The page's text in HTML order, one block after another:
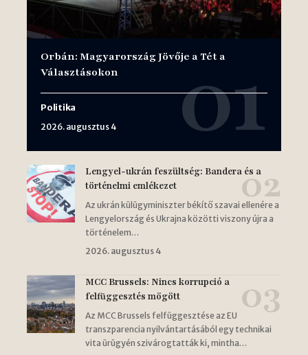
Orbán: Magyarország Jövője a Tét a
Választásokon
Politika
2026. augusztus 4
Lengyel-ukrán feszültség: Bandera és a
történelmi emlékezet
Az ukrán külügyminiszter békítő szavai ellenére a
Lengyelország és Ukrajna közötti viszony újra a
történelem…
2026. augusztus 4
MCC Brussels: Nincs korrupció a
felfüggesztés mögött
Az MCC Brussels felfüggesztése az EU
transzparencia nyilvántartásából egy technikai
vita ürügyén szivárogtatták ki, mintha…